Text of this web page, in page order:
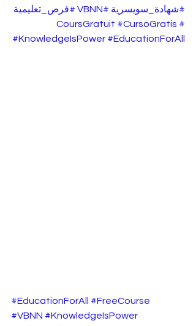
#شهادة_سويسرية #VBNN
#فرص_تعليمية
#CoursGratuit
#CursoGratis
#KnowledgeIsPower #EducationForAll
#EducationForAll
#FreeCourse
#VBNN #KnowledgeIsPower